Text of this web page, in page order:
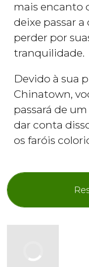
mais encanto
deixe passar
perder por
tranquilidade.
Devido à sua
Chinatown,
passará de
dar conta
os faróis